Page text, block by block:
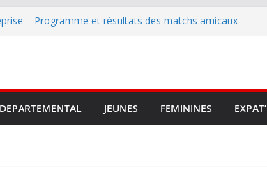
– Programme et résultats des matchs amicaux
d’expression au HOFC
DEPARTEMENTAL JEUNES FEMININES EXPAT’